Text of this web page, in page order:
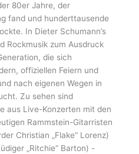
80er Jahre, der
fand und hunderttausende
In Dieter Schumann’s
Rockmusik zum Ausdruck
die sich
offiziellen Feiern und
nach eigenen Wegen in
Zu sehen sind
aus Live-Konzerten mit den
Rammstein-Gitarristen
Christian „Flake“ Lorenz)
„Ritchie“ Barton) -